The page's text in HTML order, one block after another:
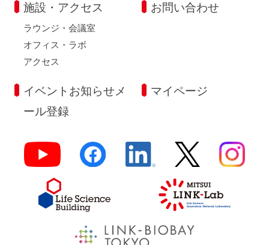
施設・アクセス
ラウンジ・会議室
オフィス・ラボ
アクセス
お問い合わせ
イベントお知らせメ
ール登録
マイページ